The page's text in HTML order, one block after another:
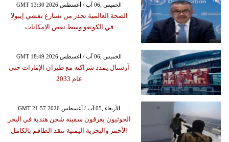
GMT 13:30 2026 الخميس ,06 آب / أغسطس
الصحة العالمية تحذر من تسارع تفشي إيبولا
في الكونغو وسط نقص الإمكانات
GMT 18:49 2026 الخميس ,06 آب / أغسطس
آرسنال يمدد شراكته مع طيران الإمارات حتى
عام 2033
GMT 21:57 2026 الأربعاء ,05 آب / أغسطس
الحوثيون يغرقون سفينة شحن هندية في البحر
الأحمر والبحرية اليمنية تنقذ الطاقم بالكامل